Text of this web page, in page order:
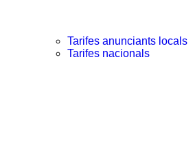
Tarifes anunciants locals
Tarifes nacionals